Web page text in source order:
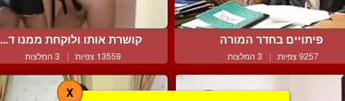
פיתויים בחדר המורה
9257 צפיות | 3 המלצות
קושרת אותו ולוקחת ממנו ד...
13559 צפיות | 3 המלצות
X